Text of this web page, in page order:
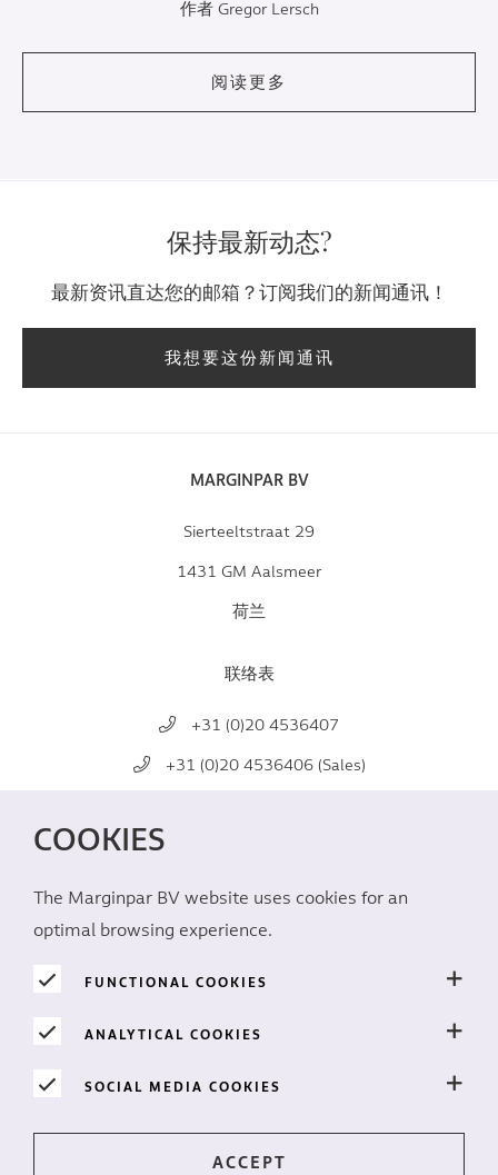
作者 Gregor Lersch
阅读更多
COOKIES
The Marginpar BV website uses cookies for an
optimal browsing experience.
FUNCTIONAL COOKIES
ANALYTICAL COOKIES
SOCIAL MEDIA COOKIES
保持最新动态?
最新资讯直达您的邮箱？订阅我们的新闻通讯！
我想要这份新闻通讯
MARGINPAR BV
Sierteeltstraat 29
1431 GM Aalsmeer
荷兰
联络表
+31 (0)20 4536407
+31 (0)20 4536406 (Sales)
社交媒体
免责声明